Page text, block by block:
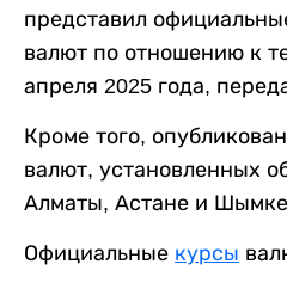
представил
валют по отношению к
апреля 2025 года,
Кроме того,
валют, установленных
Алматы, Астане и
Официальные курсы